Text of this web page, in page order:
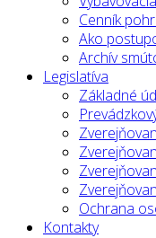
Cenník
Ako
Archív
Legislatíva
Základné
Ochrana
Kontakty